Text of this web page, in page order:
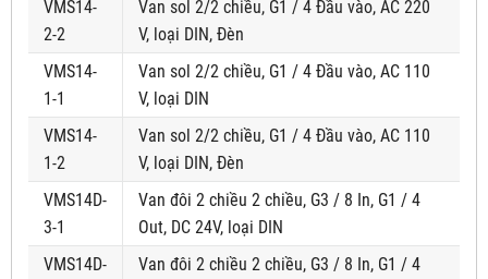
VMS14-
2-2
Van sol 2/2 chiều, G1 / 4 Đầu vào, AC 220
V, loại DIN, Đèn
VMS14-
1-1
Van sol 2/2 chiều, G1 / 4 Đầu vào, AC 110
V, loại DIN
VMS14-
1-2
Van sol 2/2 chiều, G1 / 4 Đầu vào, AC 110
V, loại DIN, Đèn
VMS14D-
3-1
Van đôi 2 chiều 2 chiều, G3 / 8 In, G1 / 4
Out, DC 24V, loại DIN
VMS14D-
Van đôi 2 chiều 2 chiều, G3 / 8 In, G1 / 4